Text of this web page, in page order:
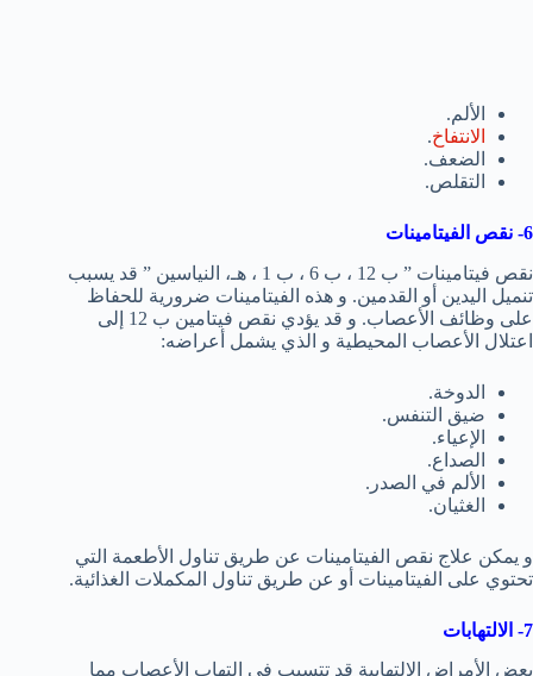
الألم.
الانتفاخ.
الضعف.
التقلص.
6- نقص الفيتامينات
نقص فيتامينات ” ب 12 ، ب 6 ، ب 1 ، هـ، النياسين ” قد يسبب
تنميل اليدين أو القدمين. و هذه الفيتامينات ضرورية للحفاظ
على وظائف الأعصاب. و قد يؤدي نقص فيتامين ب 12 إلى
اعتلال الأعصاب المحيطية و الذي يشمل أعراضه:
الدوخة.
ضيق التنفس.
الإعياء.
الصداع.
الألم في الصدر.
الغثيان.
و يمكن علاج نقص الفيتامينات عن طريق تناول الأطعمة التي
تحتوي على الفيتامينات أو عن طريق تناول المكملات الغذائية.
7- الالتهابات
بعض الأمراض الالتهابية قد تتسبب في التهاب الأعصاب مما